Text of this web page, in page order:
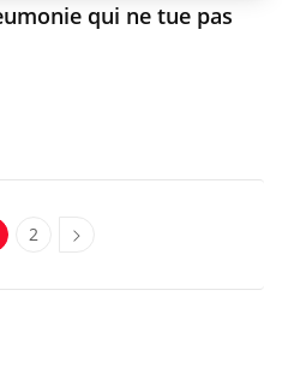
qui ne tue pas
2